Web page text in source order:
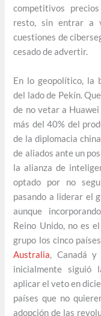
competitivos
resto, sin entrar a
cuestiones de
cesado de advertir.
En lo geopolítico, la
del lado de Pekín.
de no vetar a
más del 40% del
de la diplomacia
de aliados ante un
la alianza de
optado por no
pasando a liderar el
aunque
Reino Unido, no es
grupo los cinco
Australia, Canadá y
inicialmente siguió
aplicar el veto en
países que no
adopción de las